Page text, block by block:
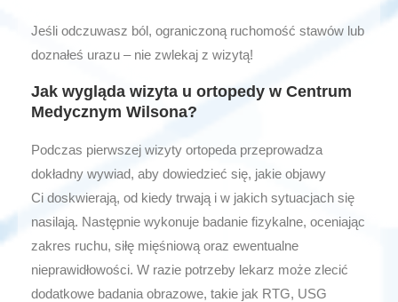
Jeśli odczuwasz ból, ograniczoną ruchomość stawów lub
doznałeś urazu – nie zwlekaj z wizytą!
Jak wygląda wizyta u ortopedy w Centrum
Medycznym Wilsona?
Podczas pierwszej wizyty ortopeda przeprowadza
dokładny wywiad, aby dowiedzieć się, jakie objawy
Ci doskwierają, od kiedy trwają i w jakich sytuacjach się
nasilają. Następnie wykonuje badanie fizykalne, oceniając
zakres ruchu, siłę mięśniową oraz ewentualne
nieprawidłowości. W razie potrzeby lekarz może zlecić
dodatkowe badania obrazowe, takie jak RTG, USG